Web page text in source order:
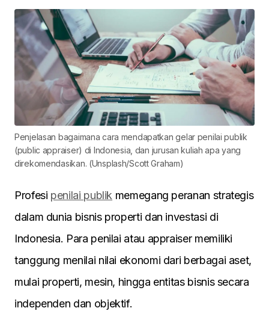
Penjelasan bagaimana cara mendapatkan gelar penilai publik
(public appraiser) di Indonesia, dan jurusan kuliah apa yang
direkomendasikan. (Unsplash/Scott Graham)
Profesi penilai publik memegang peranan strategis
dalam dunia bisnis properti dan investasi di
Indonesia. Para penilai atau appraiser memiliki
tanggung menilai nilai ekonomi dari berbagai aset,
mulai properti, mesin, hingga entitas bisnis secara
independen dan objektif.